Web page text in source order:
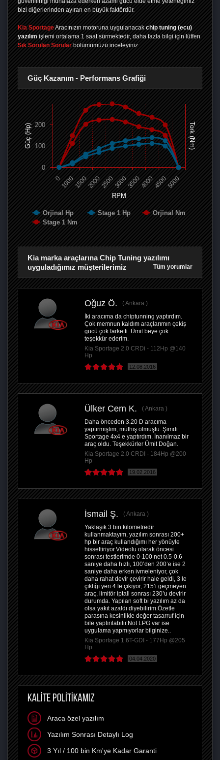
bizi diğerlerinden ayıran en büyük faktördür.
Kia SportageAracınızın motoruna uygulanacak chip tuning (ecu)
yazılım işlemi ortalama 1 saat sürmektedir, daha fazla bilgi için lütfen
Sık Sorulan Sorular bölümümüzü inceleyiniz.
Güç Kazanım - Performans Grafiği
RPM
Güç (Hp) Tork (Nm)
Orjinal Hp Stage 1 Hp
Orjinal Nm
Stage 1 Nm
0 100015002000250030003500400045005000
0
100
200
Kia marka araçlarına Chip Tuning yazılımı
uyguladığımız müşterilerimiz
Tüm yorumlar
Oğuz Ö.
Ankara
İki aracıma da chiptunning yaptırdım.
Çok memnun kaldım araçlarımın çekiş
gücü çok farketti. Ümit beye çok
teşekkür ederim.
Kia Sportage 2.0 CRDi - 112Hp @140
Hp
12.08.2016
Ülker Cem K.
Ankara
Daha önceden 3.20 D aracıma
yaptırmıştım, müthiş olmuştu. Şimdi
Sportage 4x4 e yaptırdım. İnanılmaz bir
araç oldu. Teşekkürler Ümit Doğan.
Kia Sportage 2.0 CRDI - 184Hp @200
Hp
19.02.2016
İsmail Ş.
Ankara
Yaklaşık 3 bin kilometredir
kullanmaktayım, yazılım sonrası 200+
hp bir araç kullandığımı her yönüyle
hissettiriyor.Videolu olarak öncesi
sonrası testlerimde 0-100 net 0.5-0.6
saniye daha hızlı, 100’den 200’e ise 2
saniye daha erken ivmeleniyor, çok
daha rahat devir çevirir hale geldi, 3 le
çıktığı yeri 4 le çıkıyor, 215’i geçmeyen
araç, limitör iptali sonrası 230’u devirir
durumda. Yapılan soft bi yazılım az da
olsa yakıt azaldı diyebilirim.Özetle
parasına kesinlikle değer tasarruf için
bile yaptırılabilir.Not LPG var ise
uygulama yapmıyorlar bilginize..
Kia Sportage 1.6T-GDI - 177Hp @205
Hp
04.04.2020
KALİTE POLİTİKAMIZ
Araca özel yazılım
Yazılım Sonrası Detaylı Log
3 Yıl / 100 bin Km'ye Kadar Garanti